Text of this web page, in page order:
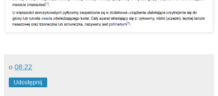
o 08:22
Udostępnij